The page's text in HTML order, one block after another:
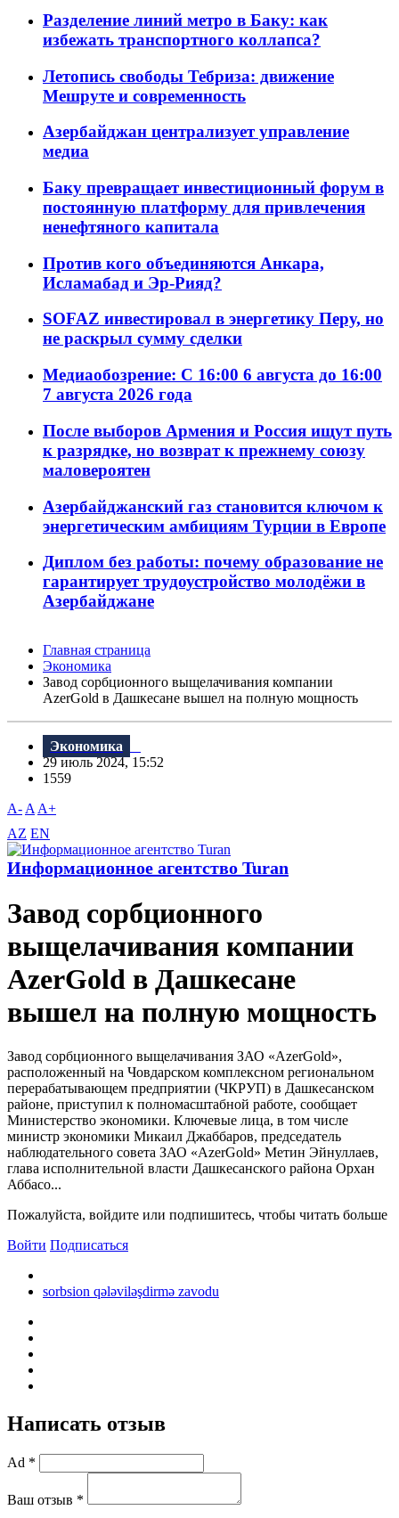
Разделение линий метро в Баку: как
избежать транспортного коллапса?
Летопись свободы Тебриза: движение
Мешруте и современность
Азербайджан централизует управление
медиа
Баку превращает инвестиционный форум в
постоянную платформу для привлечения
ненефтяного капитала
Против кого объединяются Анкара,
Исламабад и Эр-Рияд?
SOFAZ инвестировал в энергетику Перу, но
не раскрыл сумму сделки
Медиаобозрение: С 16:00 6 августа до 16:00
7 августа 2026 года
После выборов Армения и Россия ищут путь
к разрядке, но возврат к прежнему союзу
маловероятен
Азербайджанский газ становится ключом к
энергетическим амбициям Турции в Европе
Диплом без работы: почему образование не
гарантирует трудоустройство молодёжи в
Азербайджане
Главная страница
Экономика
Завод сорбционного выщелачивания компании
AzerGold в Дашкесане вышел на полную мощность
Экономика
29 июль 2024, 15:52
1559
A- A A+
AZ EN
Информационное агентство Turan
Завод сорбционного
выщелачивания компании
AzerGold в Дашкесане
вышел на полную мощность
Завод сорбционного выщелачивания ЗАО «AzerGold»,
расположенный на Човдарском комплексном региональном
перерабатывающем предприятии (ЧКРУП) в Дашкесанском
районе, приступил к полномасштабной работе, сообщает
Министерство экономики. Ключевые лица, в том числе
министр экономики Микаил Джаббаров, председатель
наблюдательного совета ЗАО «AzerGold» Метин Эйнуллаев,
глава исполнительной власти Дашкесанского района Орхан
Аббасо...
Пожалуйста, войдите или подпишитесь, чтобы читать больше
Войти Подписаться
sorbsion qələviləşdirmə zavodu
Написать отзыв
Ad *
Ваш отзыв *